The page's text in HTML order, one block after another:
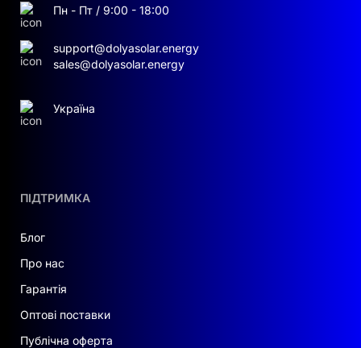
ПІДТРИМКА
Блог
Про нас
Гарантія
Оптові поставки
Публічна оферта
Пн - Пт / 9:00 - 18:00
support@dolyasolar.energy
sales@dolyasolar.energy
Україна